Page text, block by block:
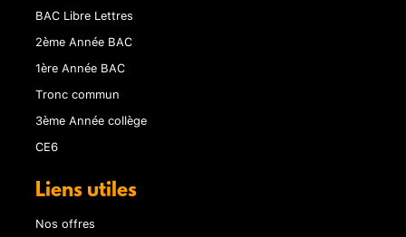
BAC Libre Lettres
2ème Année BAC
1ère Année BAC
Tronc commun
3ème Année collège
CE6
Liens utiles
Nos offres